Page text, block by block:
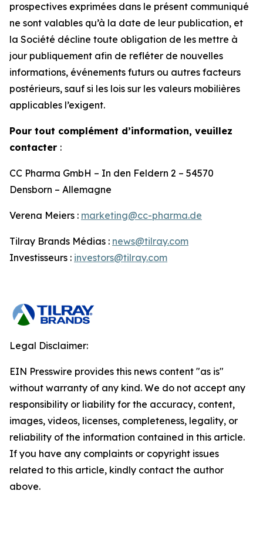
prospectives exprimées dans le présent communiqué
ne sont valables qu’à la date de leur publication, et
la Société décline toute obligation de les mettre à
jour publiquement afin de refléter de nouvelles
informations, événements futurs ou autres facteurs
postérieurs, sauf si les lois sur les valeurs mobilières
applicables l’exigent.
Pour tout complément d’information, veuillez
contacter :
CC Pharma GmbH – In den Feldern 2 – 54570
Densborn – Allemagne
Verena Meiers : marketing@cc-pharma.de
Tilray Brands Médias : news@tilray.com
Investisseurs : investors@tilray.com
Legal Disclaimer:
EIN Presswire provides this news content "as is"
without warranty of any kind. We do not accept any
responsibility or liability for the accuracy, content,
images, videos, licenses, completeness, legality, or
reliability of the information contained in this article.
If you have any complaints or copyright issues
related to this article, kindly contact the author
above.